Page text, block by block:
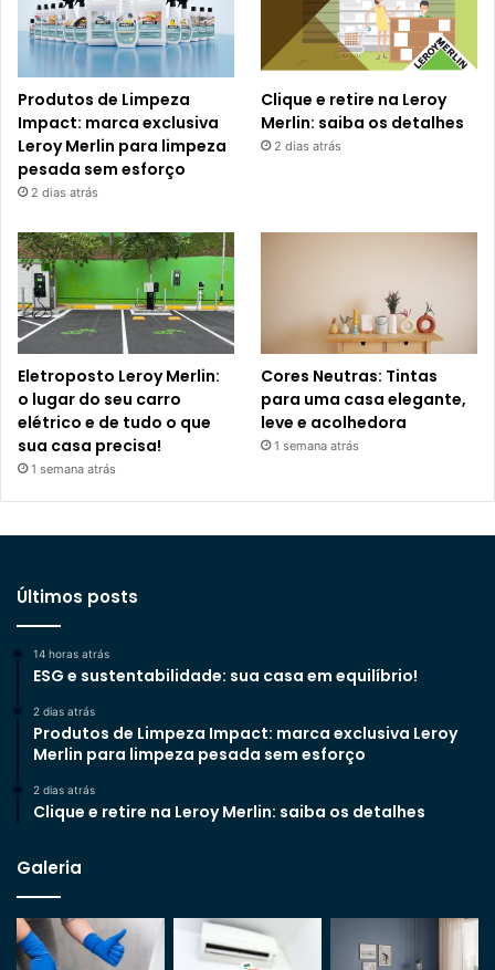
Produtos de Limpeza
Impact: marca exclusiva
Leroy Merlin para limpeza
pesada sem esforço
2 dias atrás
Clique e retire na Leroy
Merlin: saiba os detalhes
2 dias atrás
Eletroposto Leroy Merlin:
o lugar do seu carro
elétrico e de tudo o que
sua casa precisa!
1 semana atrás
Cores Neutras: Tintas
para uma casa elegante,
leve e acolhedora
1 semana atrás
Últimos posts
14 horas atrás
ESG e sustentabilidade: sua casa em equilíbrio!
2 dias atrás
Produtos de Limpeza Impact: marca exclusiva Leroy
Merlin para limpeza pesada sem esforço
2 dias atrás
Clique e retire na Leroy Merlin: saiba os detalhes
Galeria